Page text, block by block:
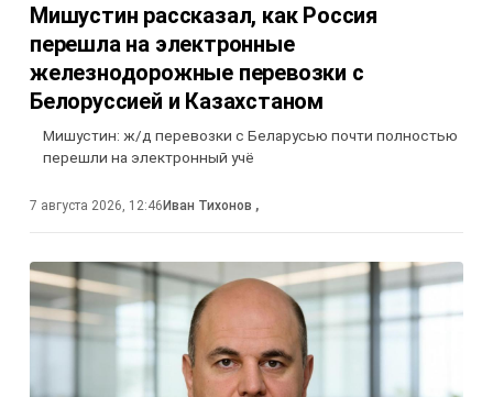
Мишустин рассказал, как Россия
перешла на электронные
железнодорожные перевозки с
Белоруссией и Казахстаном
Мишустин: ж/д перевозки с Беларусью почти полностью
перешли на электронный учё
7 августа 2026, 12:46Иван Тихонов ,